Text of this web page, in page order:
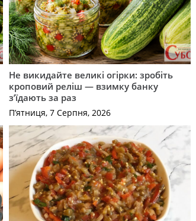
Не викидайте великі огірки: зробіть
кроповий реліш — взимку банку
з’їдають за раз
П’ятниця, 7 Серпня, 2026